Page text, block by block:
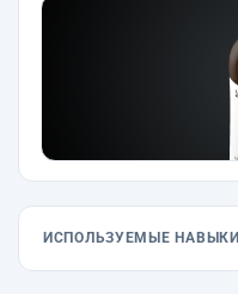
ИСПОЛЬЗУЕМЫЕ НАВЫКИ